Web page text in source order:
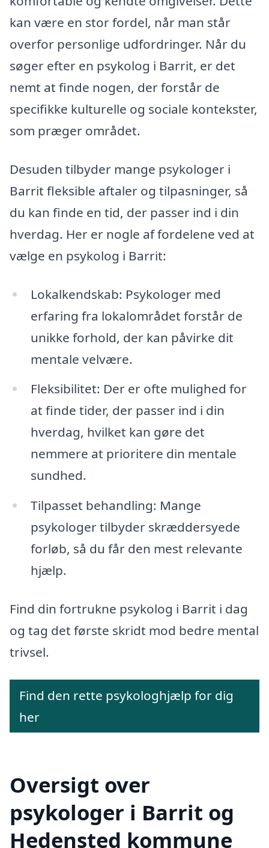
kan være en stor fordel, når man står
overfor personlige udfordringer. Når du
søger efter en psykolog i Barrit, er det
nemt at finde nogen, der forstår de
specifikke kulturelle og sociale kontekster,
som præger området.
Desuden tilbyder mange psykologer i
Barrit fleksible aftaler og tilpasninger, så
du kan finde en tid, der passer ind i din
hverdag. Her er nogle af fordelene ved at
vælge en psykolog i Barrit:
Lokalkendskab: Psykologer med
erfaring fra lokalområdet forstår de
unikke forhold, der kan påvirke dit
mentale velvære.
Fleksibilitet: Der er ofte mulighed for
at finde tider, der passer ind i din
hverdag, hvilket kan gøre det
nemmere at prioritere din mentale
sundhed.
Tilpasset behandling: Mange
psykologer tilbyder skræddersyede
forløb, så du får den mest relevante
hjælp.
Find din fortrukne psykolog i Barrit i dag
og tag det første skridt mod bedre mental
trivsel.
Find den rette psykologhjælp for dig
her
Oversigt over
psykologer i Barrit og
Hedensted kommune